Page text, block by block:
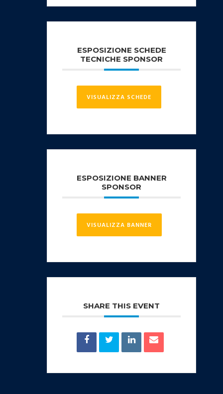
ESPOSIZIONE SCHEDE
TECNICHE SPONSOR
VISUALIZZA SCHEDE
ESPOSIZIONE BANNER
SPONSOR
VISUALIZZA BANNER
SHARE THIS EVENT